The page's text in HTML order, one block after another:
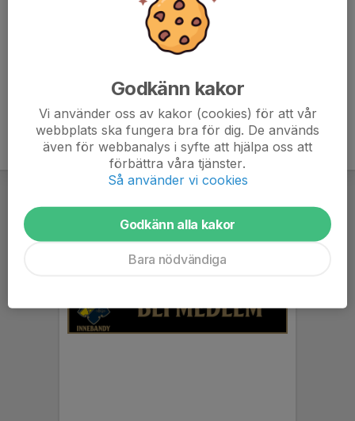
Godkänn kakor
Vi använder oss av kakor (cookies) för att vår
webbplats ska fungera bra för dig. De används
även för webbanalys i syfte att hjälpa oss att
förbättra våra tjänster.
Så använder vi cookies
Godkänn alla kakor
Bara nödvändiga